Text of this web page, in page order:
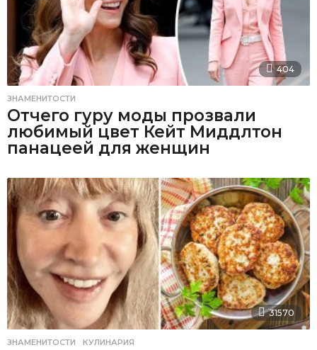
404
ЗНАМЕНИТОСТИ
Отчего гуру моды прозвали
любимый цвет Кейт Миддлтон
панацеей для женщин
31570
ЗНАМЕНИТОСТИ ,КУЛИНАРИЯ